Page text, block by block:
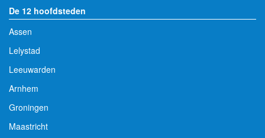
De 12 hoofdsteden
Assen
Lelystad
Leeuwarden
Arnhem
Groningen
Maastricht